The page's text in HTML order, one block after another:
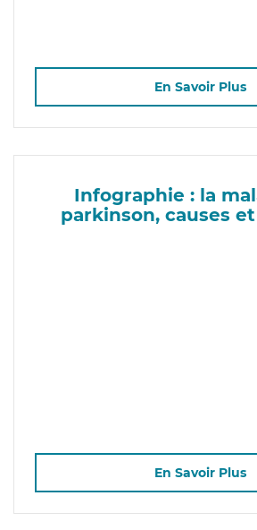
En Savoir Plus
Infographie : la
parkinson, causes
En Savoir Plus